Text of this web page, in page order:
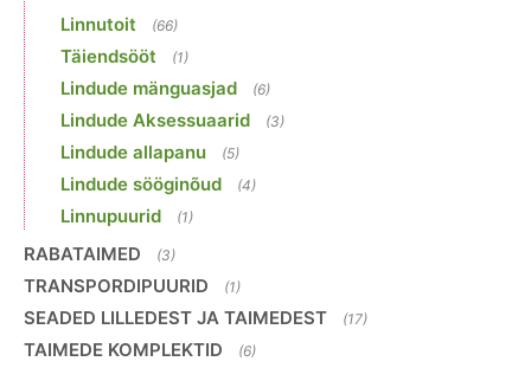
Linnutoit (66)
Täiendsööt (1)
Lindude mänguasjad (6)
Lindude Aksessuaarid (3)
Lindude allapanu (5)
Lindude sööginõud (4)
Linnupuurid (1)
RABATAIMED (3)
TRANSPORDIPUURID (1)
SEADED LILLEDEST JA TAIMEDEST (17)
TAIMEDE KOMPLEKTID (6)